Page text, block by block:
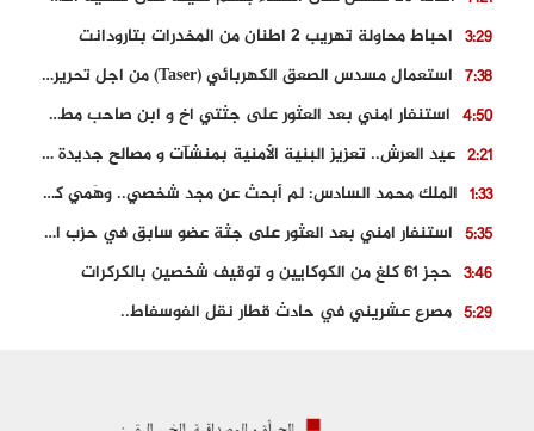
3:29 احباط محاولة تهريب 2 اطنان من المخدرات بتارودانت
7:38
استعمال مسدس الصعق الكهربائي (Taser) من اجل تحرير شابة محتجزة
4:50
استنفار امني بعد العثور على جثتي اخ و ابن صاحب مطعم اسماك مشهور بطنجة
2:21
عيد العرش.. تعزيز البنية الأمنية بمنشآت و مصالح جديدة بكل من الحسيمة – فاس و الناظور
1:33
الملك محمد السادس: لم أبحث عن مجد شخصي.. وهَمي كرامة المغاربة
5:35
استنفار امني بعد العثور على جثة عضو سابق في حزب المصباح بالقنيطرة..
3:46 حجز 61 كلغ من الكوكايين و توقيف شخصين بالكركرات
5:29 مصرع عشريني في حادث قطار نقل الفوسفاط..